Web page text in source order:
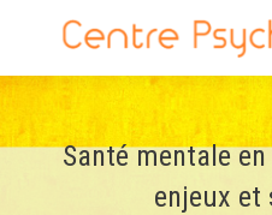
Santé mentale
enjeux et